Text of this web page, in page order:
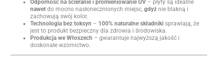
Odporność na ścieranie i promieniowanie UV – płyty są idealne
nawet do mocno nasłonecznionych miejsc,gdyż nie blakną i
zachowują swój kolor.
Technologia bez toksyn – 100% naturalne składniki sprawiają, że
jest to produkt bezpieczny dla zdrowia i środowiska.
Produkcja we Włoszech – gwarantuje najwyższą jakość i
doskonałe wzornictwo.